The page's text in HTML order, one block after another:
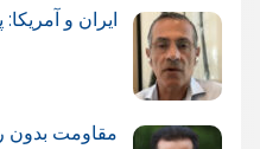
ایران و
مقاومت